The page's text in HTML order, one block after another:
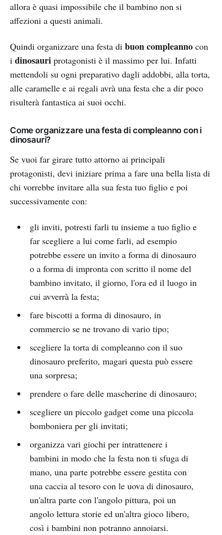
allora è quasi impossibile che il bambino non si
affezioni a questi animali.
Quindi organizzare una festa di buon compleanno con
i dinosauri protagonisti è il massimo per lui. Infatti
mettendoli su ogni preparativo dagli addobbi, alla torta,
alle caramelle e ai regali avrà una festa che a dir poco
risulterà fantastica ai suoi occhi.
Come organizzare una festa di compleanno con i
dinosauri?
Se vuoi far girare tutto attorno ai principali
protagonisti, devi iniziare prima a fare una bella lista di
chi vorrebbe invitare alla sua festa tuo figlio e poi
successivamente con:
gli inviti, potresti farli tu insieme a tuo figlio e
far scegliere a lui come farli, ad esempio
potrebbe essere un invito a forma di dinosauro
o a forma di impronta con scritto il nome del
bambino invitato, il giorno, l'ora ed il luogo in
cui avverrà la festa;
fare biscotti a forma di dinosauro, in
commercio se ne trovano di vario tipo;
scegliere la torta di compleanno con il suo
dinosauro preferito, magari questa può essere
una sorpresa;
prendere o fare delle mascherine di dinosauro;
scegliere un piccolo gadget come una piccola
bomboniera per gli invitati;
organizza vari giochi per intrattenere i
bambini in modo che la festa non ti sfuga di
mano, una parte potrebbe essere gestita con
una caccia al tesoro con le uova di dinosauro,
un'altra parte con l'angolo pittura, poi un
angolo lettura storie ed un'altra gioco libero,
così i bambini non potranno annoiarsi.